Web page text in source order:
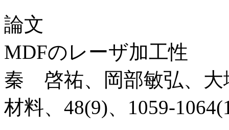
論文
MDFのレーザ加工性
秦 啓祐、岡部敏弘、大
材料、48(9)、1059-